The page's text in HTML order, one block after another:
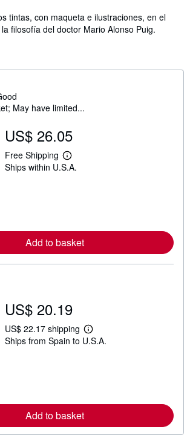
tintas, con maqueta e ilustraciones, en el
filosofía del doctor Mario Alonso Puig.
May have limited...
US$ 26.05
Free Shipping
L
e
e
a
i
p
i
n
Ships within U.S.A.
Add to basket
US$ 20.19
US$ 22.17 shipping
L
e
e
o
Ships from Spain to U.S.A.
Add to basket